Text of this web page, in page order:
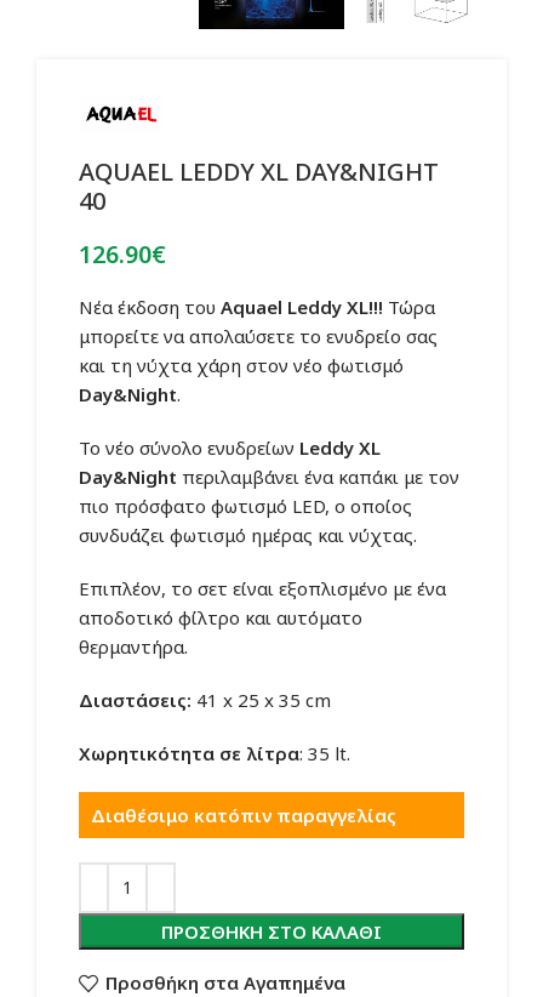
AQUAEL LEDDY XL DAY&NIGHT
40
126.90€
Νέα έκδοση του Aquael Leddy XL!!! Τώρα
μπορείτε να απολαύσετε το ενυδρείο σας
και τη νύχτα χάρη στον νέο φωτισμό
Day&Night.
Το νέο σύνολο ενυδρείων Leddy XL
Day&Night περιλαμβάνει ένα καπάκι με τον
πιο πρόσφατο φωτισμό LED, ο οποίος
συνδυάζει φωτισμό ημέρας και νύχτας.
Επιπλέον, το σετ είναι εξοπλισμένο με ένα
αποδοτικό φίλτρο και αυτόματο
θερμαντήρα.
Διαστάσεις: 41 x 25 x 35 cm
Χωρητικότητα σε λίτρα: 35 lt.
Διαθέσιμο κατόπιν παραγγελίας
ΠΡΟΣΘΉΚΗ ΣΤΟ ΚΑΛΆΘΙ
Προσθήκη στα Αγαπημένα